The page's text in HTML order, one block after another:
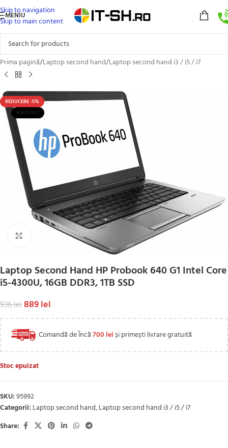
Skip to navigation
Skip to main content
MENIU
Prima pagină/Laptop second hand/Laptop second hand i3 / i5 / i7
REDUCERE -5%
SOLD OUT
Click to enlarge
Laptop Second Hand HP Probook 640 G1 Intel Core
i5-4300U, 16GB DDR3, 1TB SSD
936lei889lei
Comandă de Încă700 leiși primești livrare gratuită
Stoc epuizat
SKU:95992
Categorii: Laptop second hand,Laptop second hand i3 / i5 / i7
Share: